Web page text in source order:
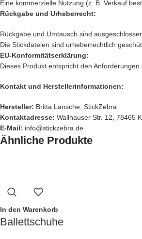
Eine kommerzielle Nutzung (z. B. Verkauf
Rückgabe und Urheberrecht:
Rückgabe und Umtausch sind
Die Stickdateien sind urheberrechtlich
EU-Konformitätserklärung:
Dieses Produkt entspricht den
Kontakt und Herstellerinformationen:
Hersteller: Britta Lansche, StickZebra
Kontaktadresse: Wallhauser Str. 12, 78465
E-Mail: info@stickzebra.de
Ähnliche Produkte
In den Warenkorb
Ballettschuhe